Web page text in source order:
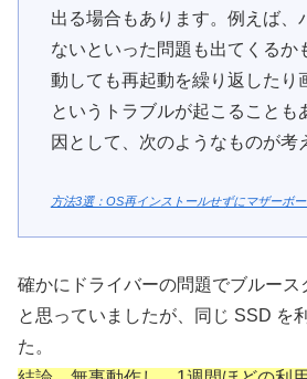
出る場合もあります。例えば、
ないといった問題も出てくるか
動しても再起動を繰り返したり
というトラブルが起こることも
因として、次のようなものが考
方法3選：OS再インストールせずにマザーボ
確かにドライバーの問題でブルース
と思っていましたが、同じ SSD を
た。